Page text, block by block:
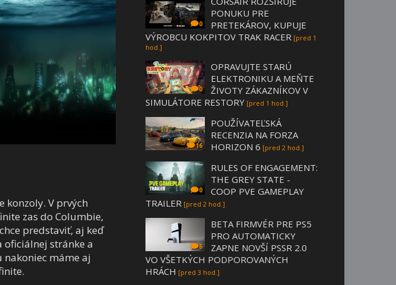
konzoly. V prvých
zas do Columbie,
predstaviť, aj keď
oficiálnej stránke a
nakoniec máme aj
0
PONUKU PRE
PRETEKÁROV, KUPUJE
VÝROBCU KOKPITOV TRAK RACER [pred 1
hod.]
0
OPRAVUJTE STARÚ
ELEKTRONIKU A MEŇTE
ŽIVOTY ZÁKAZNÍKOV V
SIMULÁTORE RESTORY [pred 1 hod.]
16
POUŽÍVATEĽSKÁ
RECENZIA NA FORZA
HORIZON 6 [pred 2 hod.]
0
RULES OF ENGAGEMENT:
THE GREY STATE -
COOP PVE GAMEPLAY
TRAILER [pred 2 hod.]
6
BETA FIRMVÉR PRE PS5
PRO AUTOMATICKY
ZAPNE NOVŠÍ PSSR 2.0
VO VŠETKÝCH PODPOROVANÝCH
HRÁCH [pred 3 hod.]